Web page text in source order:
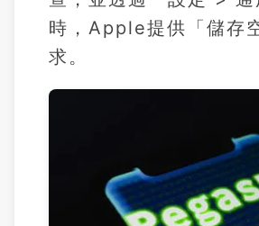
時，Apple提供「儲存
求。